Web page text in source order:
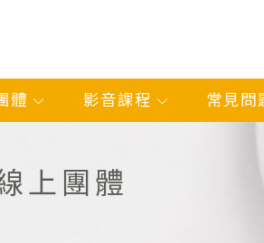
體 影音課程 常見問
上團體